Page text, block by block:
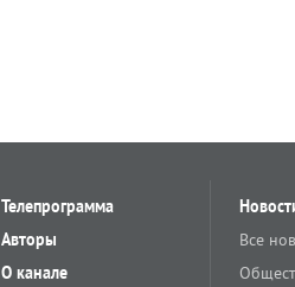
Телепрограмма
Авторы
О канале
Все